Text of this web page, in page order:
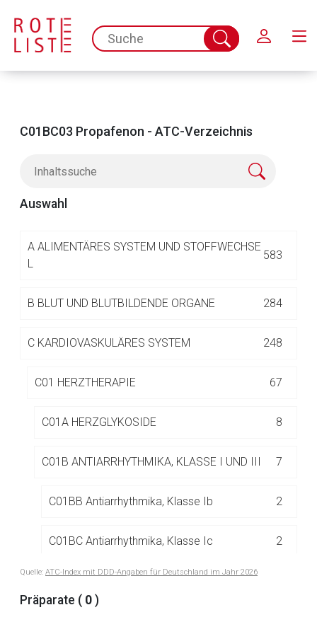
spc.search.input.placeholder
Suche
abschicken
C01BC03 Propafenon - ATC-Verzeichnis
Auswahl
A ALIMENTÄRES SYSTEM UND STOFFWECHSE
L
583
B BLUT UND BLUTBILDENDE ORGANE 284
C KARDIOVASKULÄRES SYSTEM 248
C01 HERZTHERAPIE 67
C01A HERZGLYKOSIDE 8
C01B ANTIARRHYTHMIKA, KLASSE I UND III 7
C01BB Antiarrhythmika, Klasse Ib 2
C01BC Antiarrhythmika, Klasse Ic 2
C01BC04 Flecainid
Quelle: ATC-Index mit DDD-Angaben für Deutschland im Jahr 2026
Präparate ( 0 )
Aufruf einer externen Seite
Seite. Für die Inhalte der externen Web-Seite ist deren
Datenschutzbestimmungen.
Zurück zur rote-liste.de Zur Seite